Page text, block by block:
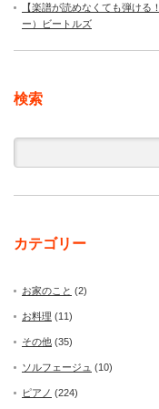
【楽譜が読めなくても弾け
ー）ビートルズ
検索
カテゴリー
お家のこと (2)
お料理 (11)
その他 (35)
ソルフェージュ (10)
ピアノ (224)